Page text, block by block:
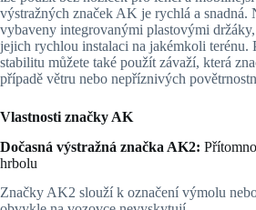
výstražných značek AK je rychlá a snadná.
vybaveny integrovanými plastovými
jejich rychlou instalaci na jakémkoli terénu.
stabilitu můžete také použít závaží, která
případě větru nebo nepříznivých
Vlastnosti značky AK
Dočasná výstražná značka AK2:
hrbolu
Značky AK2 slouží k označení výmolu